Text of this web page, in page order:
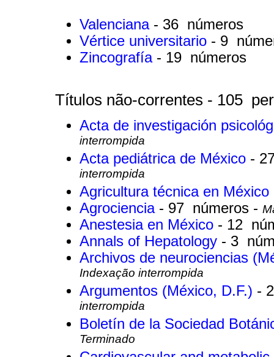
Valenciana - 36 números
Vértice universitario - 9
Zincografía - 19 números
Títulos não-correntes - 105
Acta de investigación
interrompida
Acta pediátrica de México -
interrompida
Agricultura técnica en México
Agrociencia - 97 números -
Anestesia en México - 12
Annals of Hepatology - 3
Archivos de neurociencias
Indexação interrompida
Argumentos (México, D.F.) -
interrompida
Boletín de la Sociedad
Terminado